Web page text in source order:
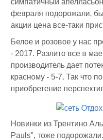
симпатичный
февраля подорожали,
акции цена все-таки
Белое и розовое у нас
- 2017. Разлито все в
производитель дает
красному - 5-7. Так что
приобретение
Новинки из Трентино
Pauls", тоже